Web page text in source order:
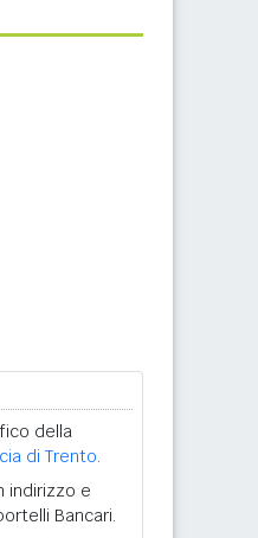
della
di Trento.
indirizzo e
Bancari.